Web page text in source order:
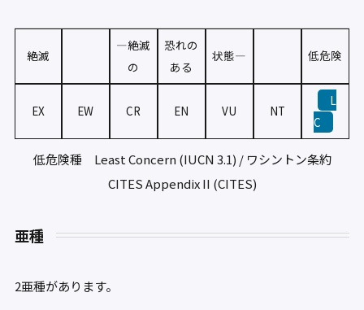
絶滅
—絶滅
の
恐れの
ある
状態— 低危険
EX EW CR EN VU NT
L
C
低危険種 Least Concern (IUCN 3.1) / ワシントン条約
CITES Appendix II (CITES)
亜種
2亜種があります。